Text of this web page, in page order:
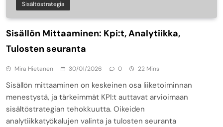
Sisältöstrategia
Sisällön Mittaaminen: Kpi:t, Analytiikka,
Tulosten seuranta
Mira Hietanen 30/01/2026 0 22 Mins
Sisällön mittaaminen on keskeinen osa liiketoiminnan
menestystä, ja tärkeimmät KPI:t auttavat arvioimaan
sisältöstrategian tehokkuutta. Oikeiden
analytiikkatyökalujen valinta ja tulosten seuranta